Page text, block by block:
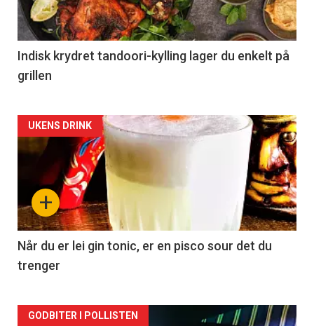
Indisk krydret tandoori-kylling lager du enkelt på
grillen
Forsiden
akkurat
nå
-
2
+
UKENS DRINK
Når du er lei gin tonic, er en pisco sour det du
trenger
Forsiden
GODBITER I POLLISTEN